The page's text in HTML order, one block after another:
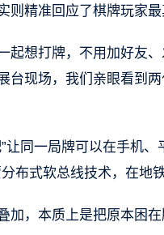
则精准回应了棋牌玩家最
起想打牌，不用加好友
台现场，我们亲眼看到
让同一局牌可以在手机
布式软总线技术，在地
加，本质上是把原本困